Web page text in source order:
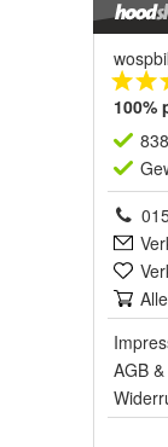
100%
AGB &